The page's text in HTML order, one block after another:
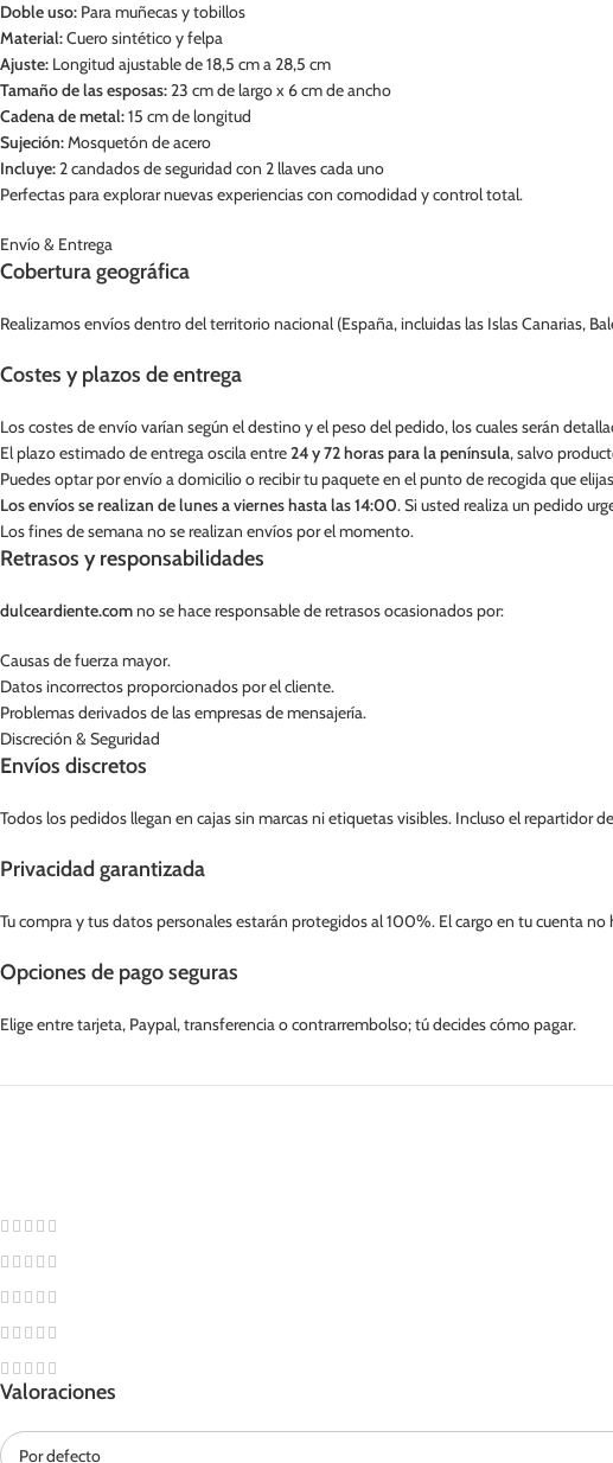
Doble uso: Para muñecas y tobillos
Material:Cuero sintético y felpa
Ajuste: Longitud ajustable de 18,5 cm a 28,5 cm
Tamaño de las esposas:23 cm de largo x 6 cm de ancho
Cadena de metal:15 cm de longitud
Sujeción:Mosquetón de acero
Incluye:2 candados de seguridad con 2 llaves cada uno
Perfectas para explorar nuevas experiencias con comodidad y control total.
Envío & Entrega
Cobertura geográfica
Realizamos envíos dentro del territorio nacional (España, incluidas las Islas Canarias,
Costes y plazos de entrega
Los costes de envío varían según el destino y el peso del pedido, los cuales serán
El plazo estimado de entrega oscila entre24 y 72 horas para la península, salvo
Puedes optar por envío a domicilio o recibir tu paquete en el punto de recogida que
Los envíos se realizan de lunes a viernes hasta las 14:00. Si usted realiza un pedido
Los fines de semana no se realizan envíos por el momento.
Retrasos y responsabilidades
dulceardiente.comno se hace responsable de retrasos ocasionados por:
Causas de fuerza mayor.
Datos incorrectos proporcionados por el cliente.
Problemas derivados de las empresas de mensajería.
Discreción & Seguridad
Envíos discretos
Todos los pedidos llegan en cajas sin marcas ni etiquetas visibles. Incluso el repartidor
Privacidad garantizada
Tu compra y tus datos personales estarán protegidos al 100%. El cargo en tu cuenta
Opciones de pago seguras
Elige entre tarjeta, Paypal, transferencia o contrarrembolso; tú decides cómo pagar.
Valoraciones